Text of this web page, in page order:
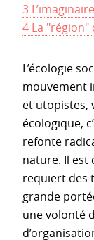
3
4 La
L’écologie
mouvement
et utopistes,
écologique,
refonte
nature. Il est
requiert des
grande
une volonté